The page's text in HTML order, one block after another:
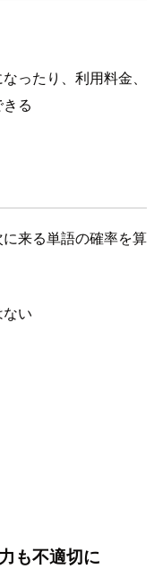
ったり、利用料金、
る
来る単語の確率を算
い
も不適切に